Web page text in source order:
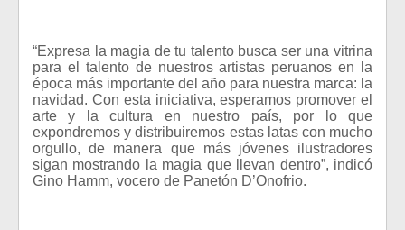
“Expresa la magia de tu talento busca ser una vitrina
para el talento de nuestros artistas peruanos en la
época más importante del año para nuestra marca: la
navidad. Con esta iniciativa, esperamos promover el
arte y la cultura en nuestro país, por lo que
expondremos y distribuiremos estas latas con mucho
orgullo, de manera que más jóvenes ilustradores
sigan mostrando la magia que llevan dentro”, indicó
Gino Hamm, vocero de Panetón D’Onofrio.